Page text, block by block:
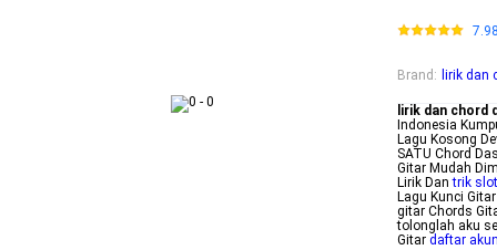
Brand : lirik dan
lirik dan chord
Indonesia
Lagu Kosong
SATU Chord
Gitar Mudah
Lirik Dantrik
Lagu Kunci
gitar Chords
tolonglah aku
Gitar daftar